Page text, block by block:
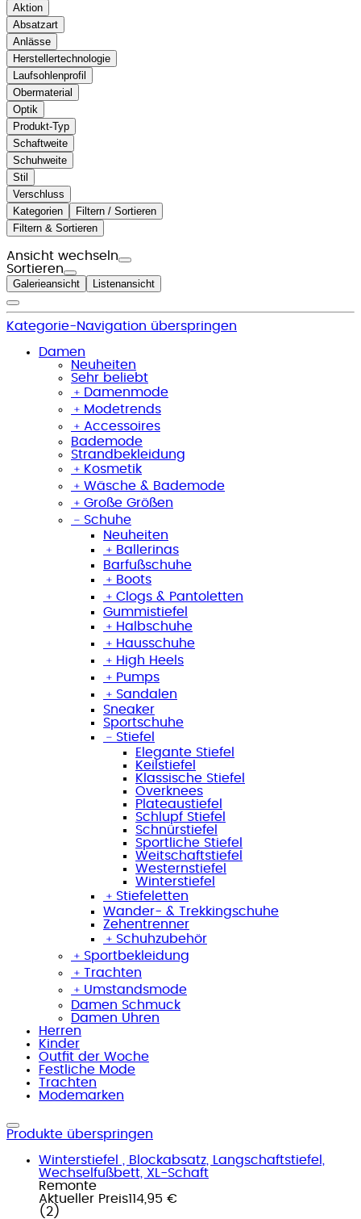
Aktion
Absatzart
Anlässe
Herstellertechnologie
Laufsohlenprofil
Obermaterial
Optik
Produkt-Typ
Schaftweite
Schuhweite
Stil
Verschluss
Kategorien
Filtern / Sortieren
Filtern & Sortieren
Ansicht wechseln
Sortieren
Galerieansicht Listenansicht
Kategorie-Navigation überspringen
Damen
Neuheiten
Sehr beliebt
﹢ Damenmode
﹢ Modetrends
﹢ Accessoires
Bademode
Strandbekleidung
﹢ Kosmetik
﹢ Wäsche & Bademode
﹢ Große Größen
﹣ Schuhe
Neuheiten
﹢ Ballerinas
Barfußschuhe
﹢ Boots
﹢ Clogs & Pantoletten
Gummistiefel
﹢ Halbschuhe
﹢ Hausschuhe
﹢ High Heels
﹢ Pumps
﹢ Sandalen
Sneaker
Sportschuhe
﹣ Stiefel
Elegante Stiefel
Keilstiefel
Klassische Stiefel
Overknees
Plateaustiefel
Schlupf Stiefel
Schnürstiefel
Sportliche Stiefel
Weitschaftstiefel
Westernstiefel
Winterstiefel
﹢ Stiefeletten
Wander- & Trekkingschuhe
Zehentrenner
﹢ Schuhzubehör
﹢ Sportbekleidung
﹢ Trachten
﹢ Umstandsmode
Damen Schmuck
Damen Uhren
Herren
Kinder
Outfit der Woche
Festliche Mode
Trachten
Modemarken
Produkte überspringen
Winterstiefel , Blockabsatz, Langschaftstiefel,
Wechselfußbett, XL-Schaft
Remonte
Aktueller Preis114,95 €
( 2 )